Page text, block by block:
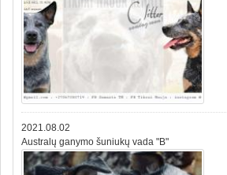
2021.08.02
Australų ganymo šuniukų vada "B"